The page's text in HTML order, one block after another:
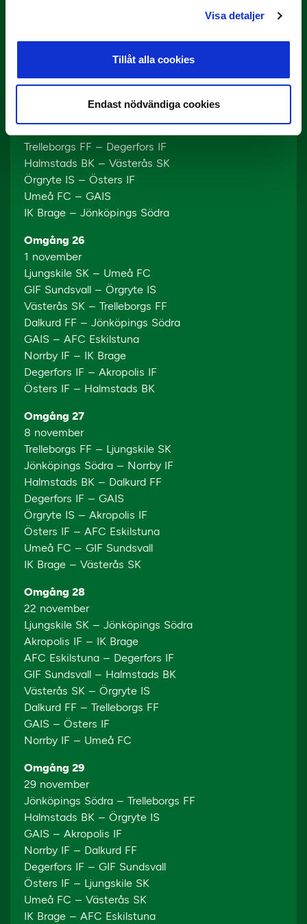
Visa detaljer
Tillåt alla cookies
Endast nödvändiga cookies
25 oktober
Ljungskile SK – GIF Sundsvall
Trelleborgs FF – Degerfors IF
Halmstads BK – Västerås SK
Örgryte IS – Östers IF
Umeå FC – GAIS
IK Brage – Jönköpings Södra
Omgång 26
1 november
Ljungskile SK – Umeå FC
GIF Sundsvall – Örgryte IS
Västerås SK – Trelleborgs FF
Dalkurd FF – Jönköpings Södra
GAIS – AFC Eskilstuna
Norrby IF – IK Brage
Degerfors IF – Akropolis IF
Östers IF – Halmstads BK
Omgång 27
8 november
Trelleborgs FF – Ljungskile SK
Jönköpings Södra – Norrby IF
Halmstads BK – Dalkurd FF
Degerfors IF – GAIS
Örgryte IS – Akropolis IF
Östers IF – AFC Eskilstuna
Umeå FC – GIF Sundsvall
IK Brage – Västerås SK
Omgång 28
22 november
Ljungskile SK – Jönköpings Södra
Akropolis IF – IK Brage
AFC Eskilstuna – Degerfors IF
GIF Sundsvall – Halmstads BK
Västerås SK – Örgryte IS
Dalkurd FF – Trelleborgs FF
GAIS – Östers IF
Norrby IF – Umeå FC
Omgång 29
29 november
Jönköpings Södra – Trelleborgs FF
Halmstads BK – Örgryte IS
GAIS – Akropolis IF
Norrby IF – Dalkurd FF
Degerfors IF – GIF Sundsvall
Östers IF – Ljungskile SK
Umeå FC – Västerås SK
IK Brage – AFC Eskilstuna